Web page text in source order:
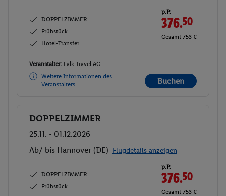
DOPPELZIMMER
Frühstück
Hotel-Transfer
p.P.
376.50
Gesamt 753 €
Veranstalter: Falk Travel AG
Weitere Informationen des
Veranstalters
Buchen
Buchen
DOPPELZIMMER
25.11. - 01.12.2026
Ab/ bis Hannover (DE) Flugdetails anzeigen
DOPPELZIMMER
Frühstück
p.P.
376.50
Gesamt 753 €